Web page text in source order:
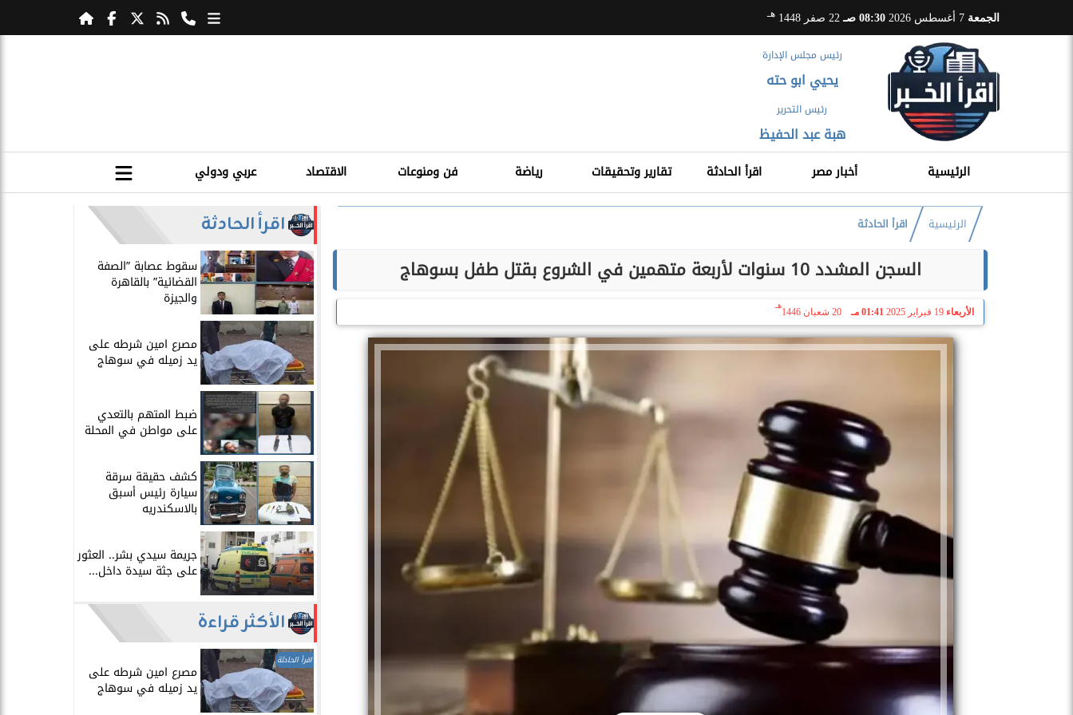
الجمعة 08:30 صـ 22 صفر 1448 هـ
رئيس مجلس الإدارة
يحيي ابو حته
رئيس التحرير
هبة عبد الحفيظ
الرئيسية أخبار مصر اقرأ الحادثة تقارير وتحقيقات رياضة فن ومنوعات الاقتصاد عربي ودولي
الرئيسية اقرأ الحادثة
السجن المشدد 10 سنوات لأربعة متهمين في الشروع بقتل طفل بسوهاج
الأربعاء 19 فبراير 2025 01:41 مـ 20 شعبان 1446
هـ
اقرأ الحادثة
سقوط عصابة ”الصفة
القضائية” بالقاهرة
والجيزة
مصرع امين شرطه على
يد زميله في سوهاج
​ضبط المتهم بالتعدي
على مواطن في المحلة
​كشف حقيقة سرقة
سيارة رئيس أسبق
بالاسكندريه
​جريمة سيدي بشر.. العثور
على جثة سيدة داخل...
الأكثر قراءة
اقرأ الحادثة
مصرع امين شرطه على
يد زميله في سوهاج